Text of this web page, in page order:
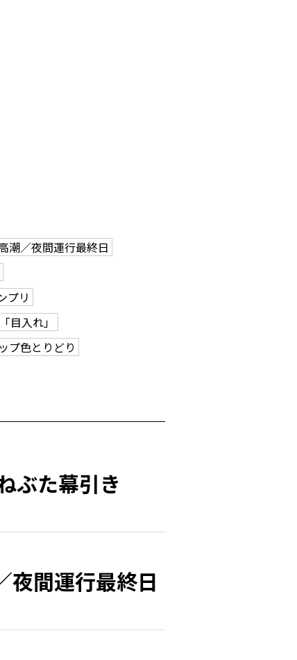
／夜間運行最終日
プリ
入れ」
プ色とりどり
ぶた幕引き
間運行最終日